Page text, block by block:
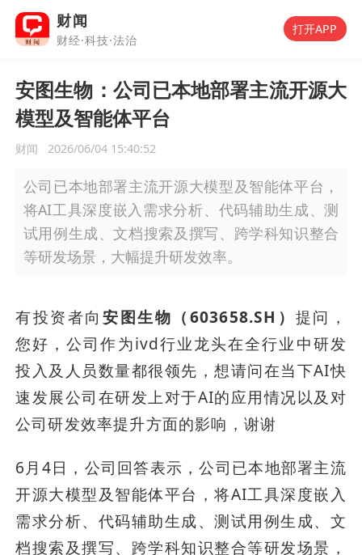
财闻
财经·科技·法治
打开APP
安图生物：公司已本地部署主流开源大
模型及智能体平台
财闻 2026/06/04 15:40:52
公司已本地部署主流开源大模型及智能体平台，
将AI工具深度嵌入需求分析、代码辅助生成、测
试用例生成、文档搜索及撰写、跨学科知识整合
等研发场景，大幅提升研发效率。
有投资者向 安图生物（603658.SH） 提问，
您好，公司作为ivd行业龙头在全行业中研发
投入及人员数量都很领先，想请问在当下AI快
速发展公司在研发上对于AI的应用情况以及对
公司研发效率提升方面的影响，谢谢
6月4日，公司回答表示，公司已本地部署主流
开源大模型及智能体平台，将AI工具深度嵌入
需求分析、代码辅助生成、测试用例生成、文
档搜索及撰写、跨学科知识整合等研发场景，